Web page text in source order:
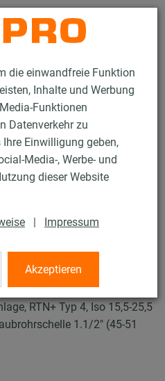
die einwandfreie Funktion
Inhalte und Werbung
Funktionen
Datenverkehr zu
Einwilligung geben,
Media-, Werbe- und
dieser Website
| Impressum
Akzeptieren
Kontakt
Rohrschellen
RTN+
und 4
RTN+ Typ 4, Iso 15,5-25,5
1.1/2" (45-51